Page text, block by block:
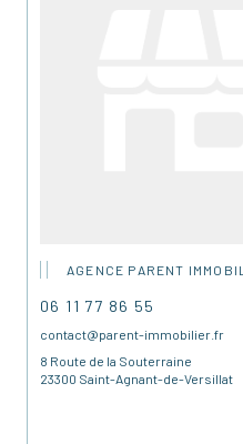
AGENCE PARENT
06 11 77 86 55
contact@parent-immobilier.fr
8 Route de la Souterraine
23300 Saint-Agnant-de-Versillat